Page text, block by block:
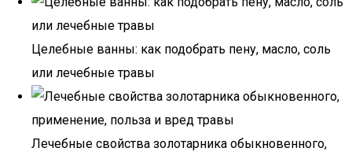
Целебные ванны: как подобрать пену, масло, соль
или лечебные травы
Лечебные свойства золотарника обыкновенного,